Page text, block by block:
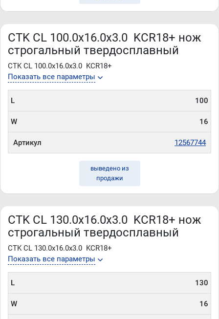
CTK CL 100.0x16.0x3.0 KCR18+ нож
строгальный твердосплавный
CTK CL 100.0x16.0x3.0 KCR18+
Показать все параметры
L 100
W 16
Артикул 12567744
выведено из
продажи
CTK CL 130.0x16.0x3.0 KCR18+ нож
строгальный твердосплавный
CTK CL 130.0x16.0x3.0 KCR18+
Показать все параметры
L 130
W 16